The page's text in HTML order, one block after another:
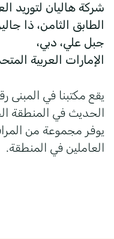
شركة هاليان لتوريد
الطابق الثامن، ذا
جبل علي، دبي،
الإمارات العربية
الحديث في المنطقة
يوفر مجموعة من
العاملين في المنطقة.